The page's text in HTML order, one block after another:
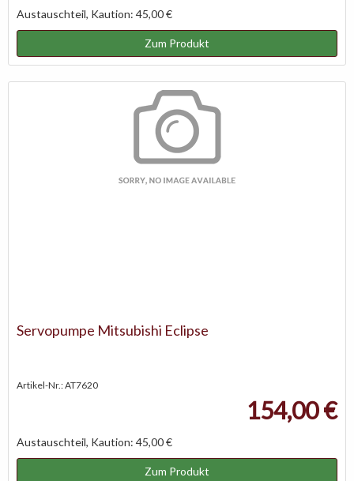
Austauschteil, Kaution: 45,00 €
Zum Produkt
Servopumpe Mitsubishi Eclipse
Artikel-Nr.: AT7620
154,00 €
Austauschteil, Kaution: 45,00 €
Zum Produkt